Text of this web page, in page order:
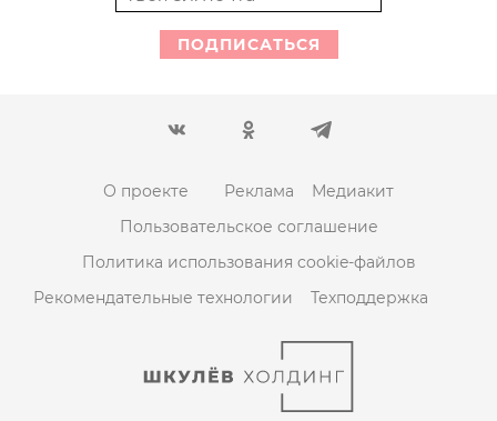
ПОДПИСАТЬСЯ
О проекте Реклама
Медиакит
Пользовательское соглашение
Политика использования cookie-файлов
Рекомендательные технологии
Техподдержка